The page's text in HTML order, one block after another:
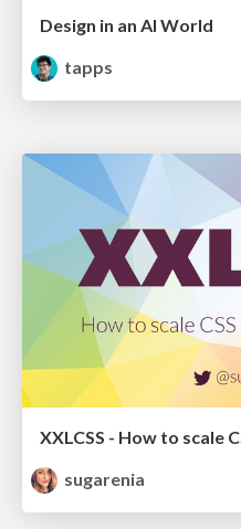
Design in an AI World
tapps
XXLCSS - How to scale
sugarenia